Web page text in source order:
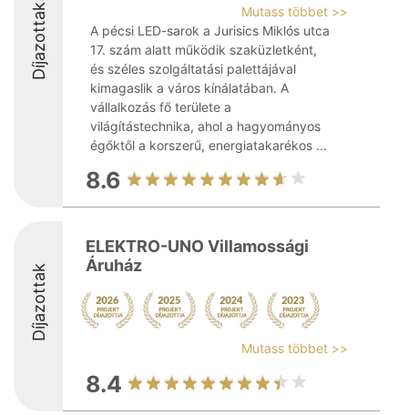
Díjazottak
Mutass többet >>
A pécsi LED-sarok a Jurisics Miklós utca
17. szám alatt működik szaküzletként,
és széles szolgáltatási palettájával
kimagaslik a város kínálatában. A
vállalkozás fő területe a
világítástechnika, ahol a hagyományos
égőktől a korszerű, energiatakarékos ...
8.6
Díjazottak
ELEKTRO-UNO Villamossági
Áruház
Mutass többet >>
8.4